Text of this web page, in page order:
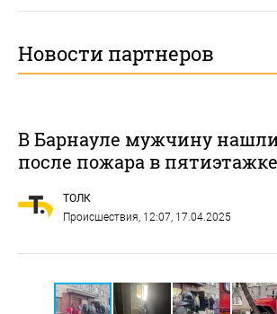
Новости партнеров
В Барнауле мужчину
после пожара в пятиэтажке
ТОЛК
Происшествия, 12:07, 17.04.2025